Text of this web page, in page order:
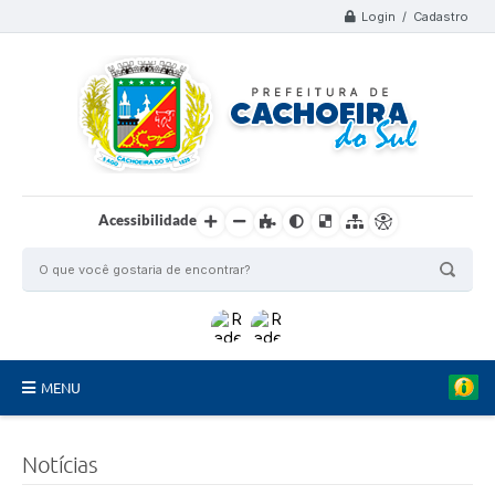
Login / Cadastro
Acessibilidade
MENU
Notícias